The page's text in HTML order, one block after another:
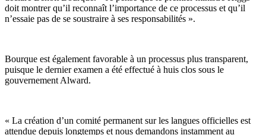
doit montrer qu’il reconnaît l’importance de ce processus et qu’il
n’essaie pas de se soustraire à ses responsabilités ».
Bourque est également favorable à un processus plus transparent,
puisque le dernier examen a été effectué à huis clos sous le
gouvernement Alward.
« La création d’un comité permanent sur les langues officielles est
attendue depuis longtemps et nous demandons instamment au